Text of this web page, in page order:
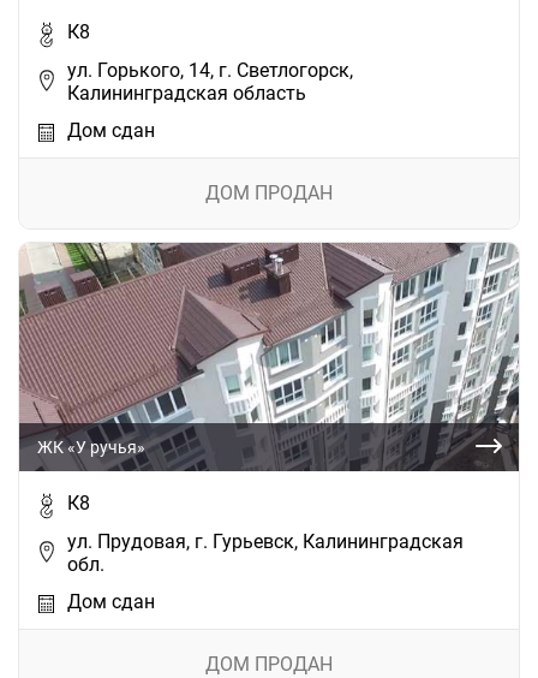
К8
ул. Горького, 14, г. Светлогорск,
Калининградская область
Дом сдан
ДОМ ПРОДАН
ЖК «У ручья»
К8
ул. Прудовая, г. Гурьевск, Калининградская
обл.
Дом сдан
ДОМ ПРОДАН